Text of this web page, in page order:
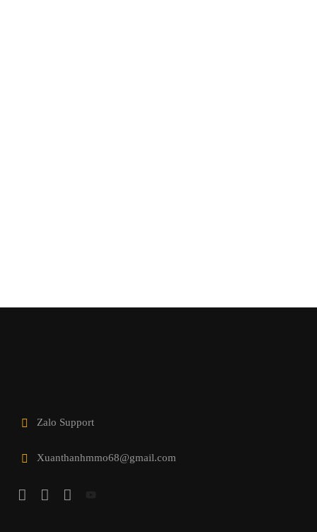
Zalo Support
Xuanthanhmmo68@gmail.com